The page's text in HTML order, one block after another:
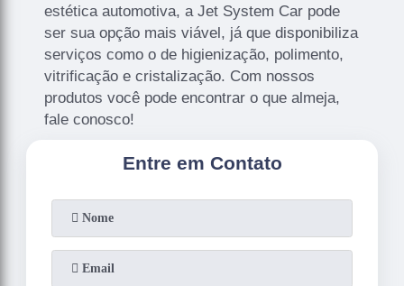
estética automotiva, a Jet System Car pode
ser sua opção mais viável, já que disponibiliza
serviços como o de higienização, polimento,
vitrificação e cristalização. Com nossos
produtos você pode encontrar o que almeja,
fale conosco!
Entre em Contato